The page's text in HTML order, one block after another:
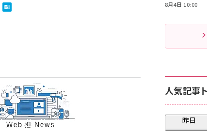
8月4日 10:00
人気記事
昨日